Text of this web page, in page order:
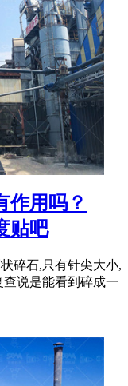
作用吗？
贴吧
碎石,只有针尖大小,
说是能看到碎成一